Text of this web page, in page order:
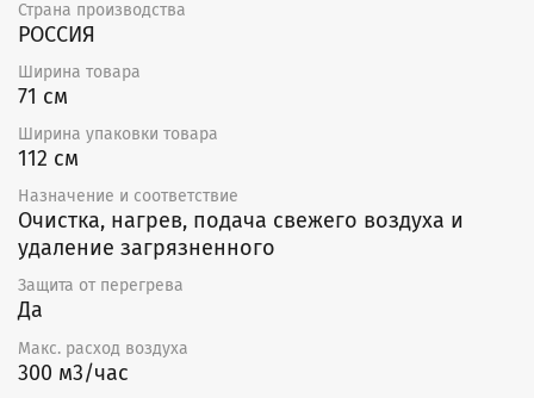
которого шум не так важен, или рекомендуем между
стеной и установкой проложить плотный
шумоизоляционный материал толщиной 3–5 см,
например, пенополиэтилен марки ППЭ (пенопласт,
Страна производства
РОССИЯ
Ширина товара
71 см
Ширина упаковки товара
112 см
Назначение и соответствие
Очистка, нагрев, подача свежего воздуха и
удаление загрязненного
Защита от перегрева
Да
Макс. расход воздуха
300 м3/час